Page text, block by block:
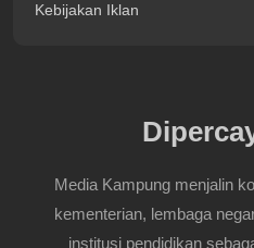
Kebijakan Iklan
Media Kampung menjalin
kementerian, lembaga
institusi pendidikan